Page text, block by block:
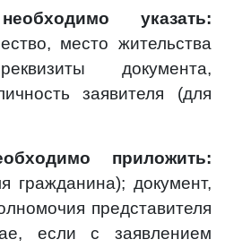
указать:
место жительства
документа,
заявителя (для
приложить:
гражданина); документ,
представителя
если с заявлением